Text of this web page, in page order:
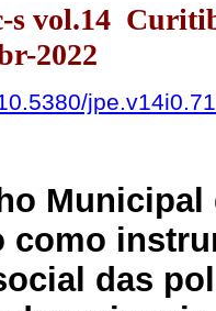
s vol.14
2022
Municipal
como
das